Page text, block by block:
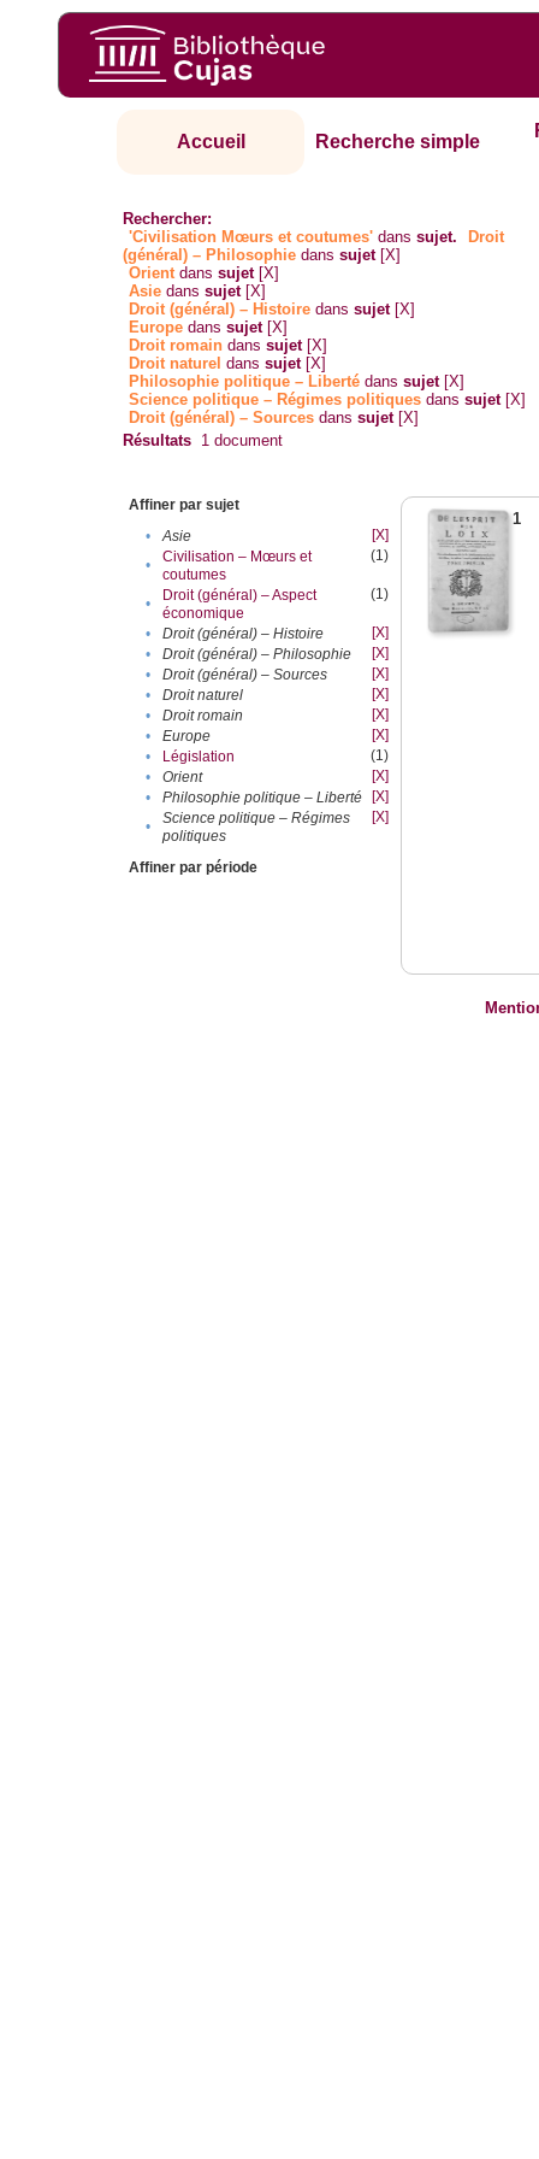
Accueil Recherche simple
Rechercher:
'Civilisation Mœurs et coutumes' danssujet.
Droit
(général) – Philosophie danssujet [X]
Orientdanssujet [X]
Asie danssujet [X]
Droit (général) – Histoire danssujet [X]
Europe danssujet [X]
Droit romain danssujet [X]
Droit naturel danssujet [X]
Philosophie politique – Liberté danssujet [X]
Science politique – Régimes politiques danssujet [X]
Droit (général) – Sources danssujet [X]
Résultats 1 document
Affiner par sujet
•
Asie
[X]
•
Civilisation – Mœurs et
coutumes
(1)
•
Droit (général) – Aspect
économique
(1)
• Droit (général) – Histoire
[X]
•
Droit (général) – Philosophie
[X]
•
Droit (général) – Sources
[X]
•
Droit naturel
[X]
•
Droit romain
[X]
•
Europe
[X]
•
Législation
(1)
•
Orient
[X]
•
Philosophie politique – Liberté
[X]
•
Science politique – Régimes
politiques
[X]
Affiner par période
1